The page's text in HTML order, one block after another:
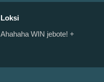
Loksi
Ahahaha WIN jebote! +